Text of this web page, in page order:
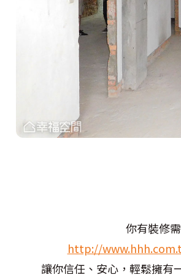
你有裝修
http://
讓你信任、安心，輕鬆擁有